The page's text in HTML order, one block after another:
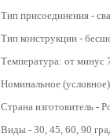
Тип присоединения -
Тип конструкции -
Температура: от минус
Номинальное
Страна изготовитель -
Виды - 30, 45, 60, 90